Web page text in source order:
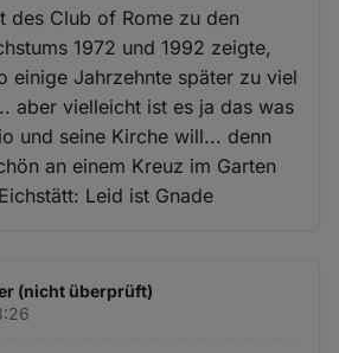
des Club of Rome zu den
1972 und 1992 zeigte,
einige Jahrzehnte später zu viel
aber vielleicht ist es ja das was
und seine Kirche will... denn
an einem Kreuz im Garten
Leid ist Gnade
(nicht überprüft)